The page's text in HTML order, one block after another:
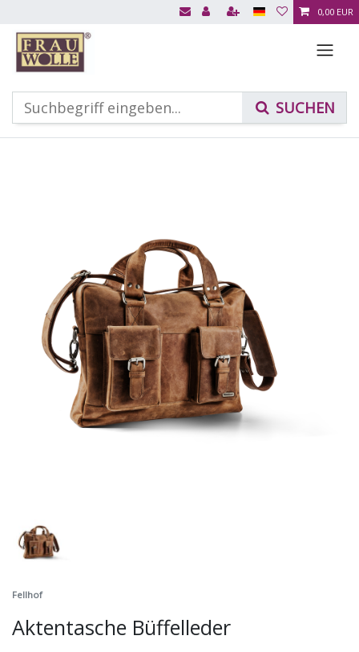
0,00 EUR
Fellhof
Aktentasche Büffelleder